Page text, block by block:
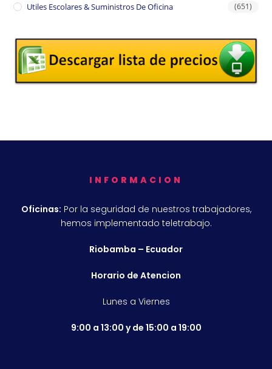
Utiles Escolares & Suministros De Oficina (651)
INFORMACION
Oficinas: Por la seguridad de nuestros trabajadores,
hemos implementado teletrabajo.
Riobamba – Ecuador
Horario de Atencion
Lunes a Viernes
9:00 a 13:00 y de 15:00 a 19:00